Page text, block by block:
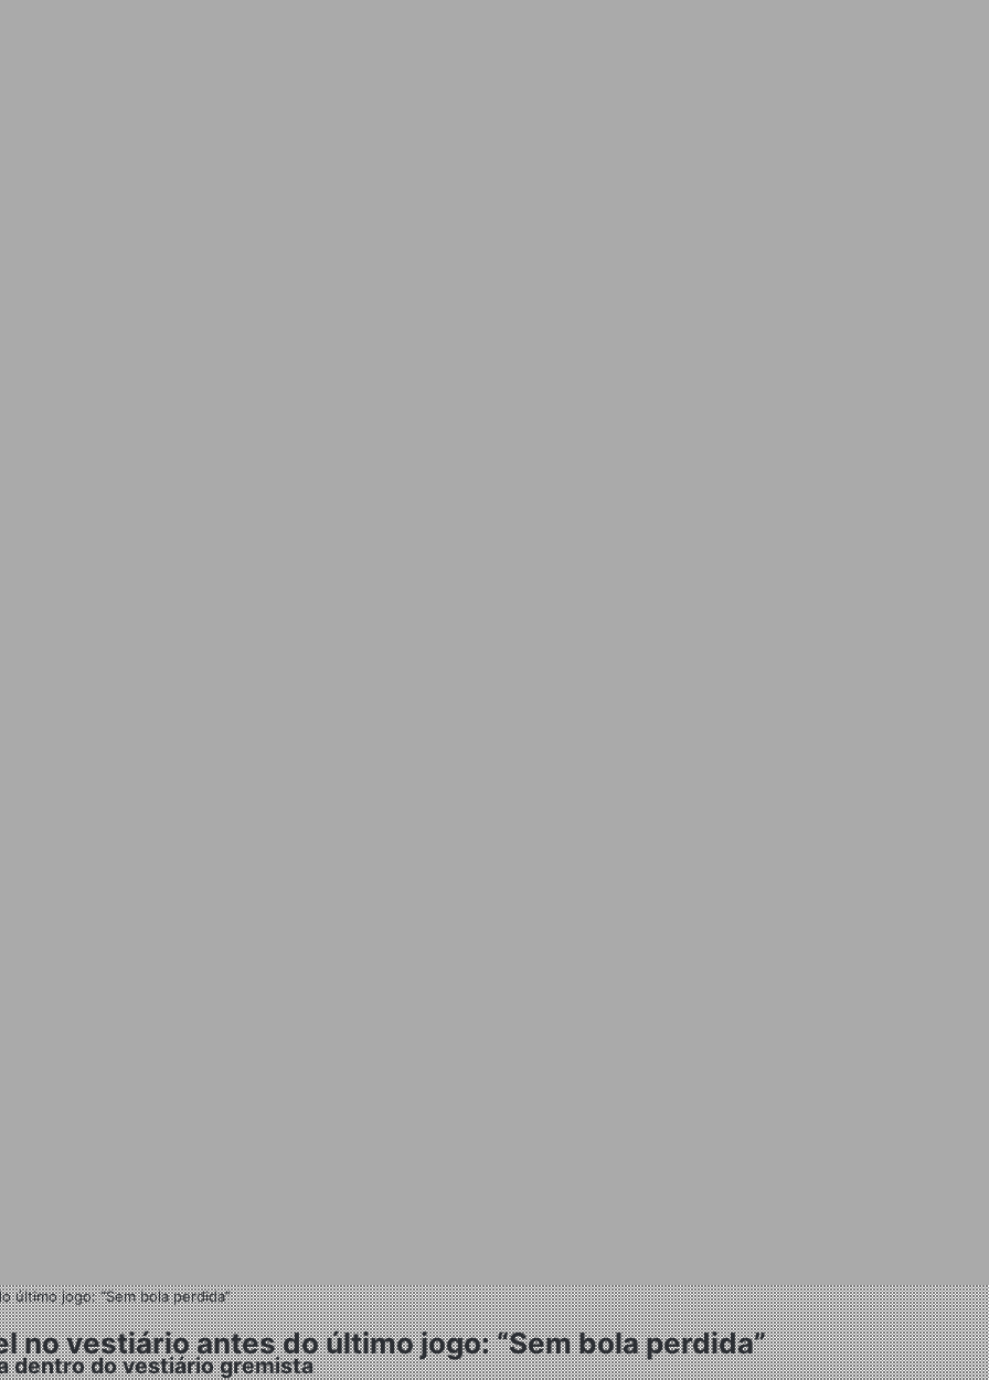
último jogo: “Sem bola perdida”
no vestiário antes do último jogo: “Sem bola perdida”
dentro do vestiário gremista